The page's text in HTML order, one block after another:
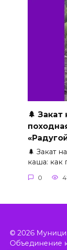
🌲
🌲 Закат
каша:
0
© 2026
Объединение